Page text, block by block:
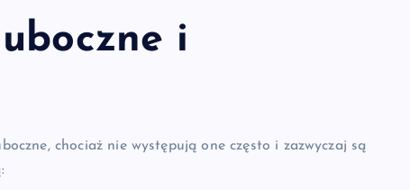
i
chociaż nie występują one często i zazwyczaj są